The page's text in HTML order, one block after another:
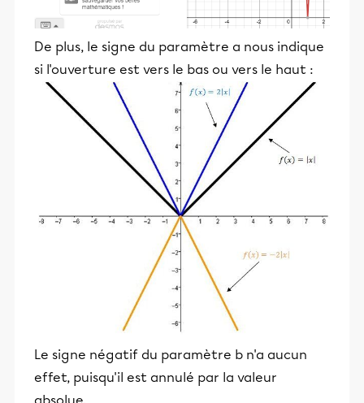
De plus, le signe du paramètre a nous indique
si l'ouverture est vers le bas ou vers le haut :
Le signe négatif du paramètre b n'a aucun
effet, puisqu'il est annulé par la valeur